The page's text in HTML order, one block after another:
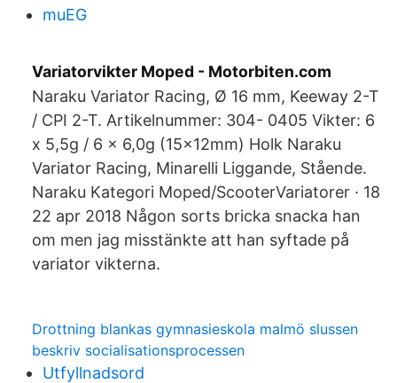
muEG
Variatorvikter Moped - Motorbiten.com
Naraku Variator Racing, Ø 16 mm, Keeway 2-T
/ CPI 2-T. Artikelnummer: 304- 0405 Vikter: 6
x 5,5g / 6 x 6,0g (15x12mm) Holk Naraku
Variator Racing, Minarelli Liggande, Stående.
Naraku Kategori Moped/ScooterVariatorer · 18
22 apr 2018 Någon sorts bricka snacka han
om men jag misstänkte att han syftade på
variator vikterna.
Drottning blankas gymnasieskola malmö slussen
beskriv socialisationsprocessen
Utfyllnadsord